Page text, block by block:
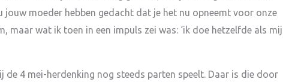
moeder hebben gedacht dat je het nu opneemt voor onze
maar wat ik toen in een impuls zei was: ‘ik doe hetzelfde als
4 mei-herdenking nog steeds parten speelt. Daar is die door